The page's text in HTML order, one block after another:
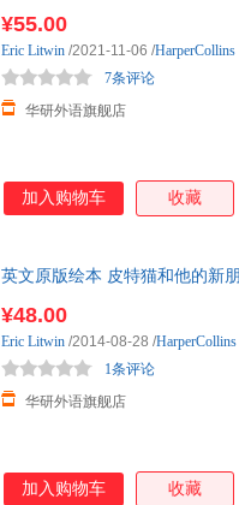
¥55.00
华研外语旗舰店
7条评论
Eric Litwin /2021-11-06 /HarperCollins
加入购物车 收藏
英文原版绘本 皮特猫和他的新
¥48.00
华研外语旗舰店
1条评论
Eric Litwin /2014-08-28 /
加入购物车 收藏